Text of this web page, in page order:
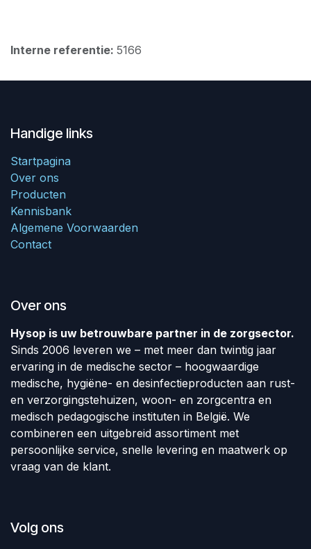
Interne referentie: 5166
Handige links
Startpagina
Over ons
Producten
Kennisbank
Algemene Voorwaarden
Contact
Over ons
Hysop is uw betrouwbare partner in de zorgsector.
Sinds 2006 leveren we – met meer dan twintig jaar
ervaring in de medische sector – hoogwaardige
medische, hygiëne- en desinfectieproducten aan rust-
en verzorgingstehuizen, woon- en zorgcentra en
medisch pedagogische instituten in België. We
combineren een uitgebreid assortiment met
persoonlijke service, snelle levering en maatwerk op
vraag van de klant.
Volg ons